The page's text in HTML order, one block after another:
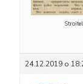
24.12.2019 о